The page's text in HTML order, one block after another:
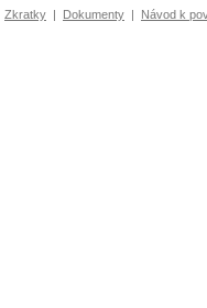
Zkratky | Dokumenty | Návod k